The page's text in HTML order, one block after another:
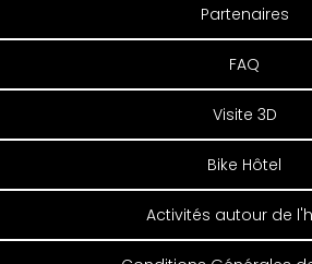
Partenaires
FAQ
Visite 3D
Bike Hôtel
Activités autour de